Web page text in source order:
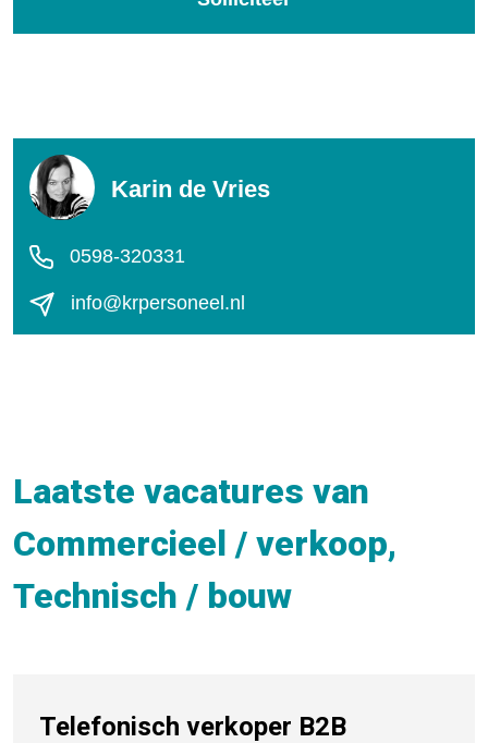
Karin de Vries
0598-320331
info@krpersoneel.nl
Laatste vacatures van
Commercieel / verkoop,
Technisch / bouw
Telefonisch verkoper B2B